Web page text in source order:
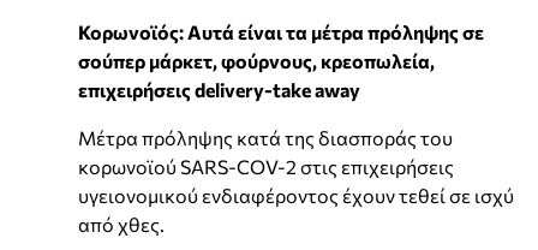
Κορωνοϊός: Αυτά είναι τα μέτρα πρόληψης σε
σούπερ μάρκετ, φούρνους, κρεοπωλεία,
επιχειρήσεις delivery-take away
Μέτρα πρόληψης κατά της διασποράς του
κορωνοϊού SARS-COV-2 στις επιχειρήσεις
υγειονομικού ενδιαφέροντος έχουν τεθεί σε ισχύ
από χθες.